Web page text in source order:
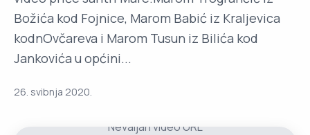
Božića kod Fojnice, Marom Babić iz Kraljevica
kodnOvčareva i Marom Tusun iz Bilića kod
Jankovića u općini...
26. svibnja 2020.
Nevaljan video URL